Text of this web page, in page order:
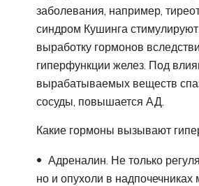
заболевания, например,
синдром Кушинга
выработку гормонов
гиперфункции желез. Под
вырабатываемых веществ
сосуды, повышается АД.
Какие гормоны вызывают
Адреналин. Не только
но и опухоли в надпочечниках